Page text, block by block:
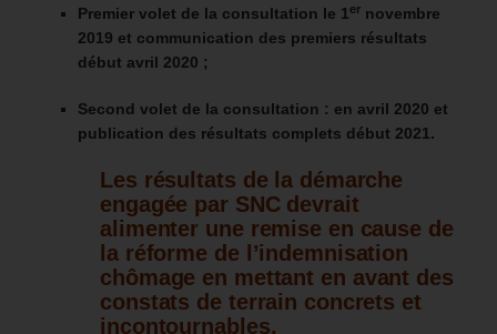
Premier volet de la consultation le 1 er novembre
2019 et communication des premiers résultats
début avril 2020 ;
Second volet de la consultation : en avril 2020 et
publication des résultats complets début 2021.
Les résultats de la démarche
engagée par SNC devrait
alimenter une remise en cause de
la réforme de l’indemnisation
chômage en mettant en avant des
constats de terrain concrets et
incontournables.